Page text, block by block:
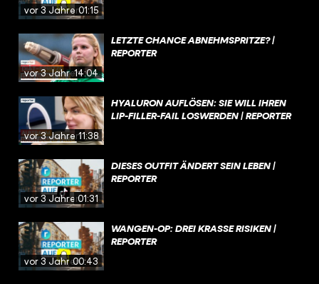
vor 3 Jahren01:15
vor 3 Jahren14:04
LETZTE CHANCE ABNEHMSPRITZE? |
REPORTER
vor 3 Jahren11:38
HYALURON AUFLÖSEN: SIE WILL IHREN
LIP-FILLER-FAIL LOSWERDEN | REPORTER
vor 3 Jahren01:31
DIESES OUTFIT ÄNDERT SEIN LEBEN |
REPORTER
vor 3 Jahren00:43
WANGEN-OP: DREI KRASSE RISIKEN |
REPORTER